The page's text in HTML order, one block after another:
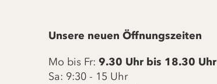
Unsere neuen Öffnungszeiten
Mo bis Fr: 9.30 Uhr bis 18.30 Uhr
Sa: 9:30 - 15 Uhr